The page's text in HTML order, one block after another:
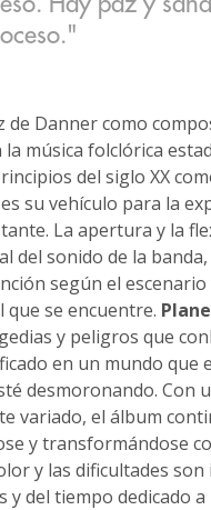
de Danner como
música folclórica
del siglo XX
es su vehículo para la
La apertura y la
del sonido de la banda,
según el
que se encuentre.
y peligros que
en un mundo que
desmoronando. Con
variado, el álbum
y transformándose
y las dificultades
y del tiempo dedicado